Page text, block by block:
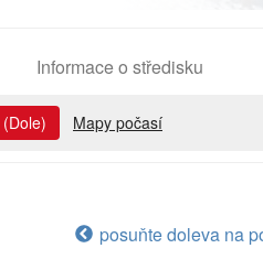
Informace o středisku
(Dole) Mapy počasí
posuňte doleva na